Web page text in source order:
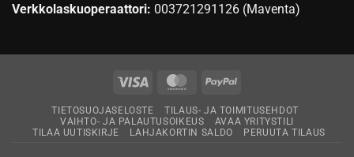
Verkkolaskuoperaattori: 003721291126 (Maventa)
Visa MasterCardPayPal
TIETOSUOJASELOSTE
TILAUS- JA TOIMITUSEHDOT
VAIHTO- JA PALAUTUSOIKEUS
AVAA YRITYSTILI
TILAA UUTISKIRJE
LAHJAKORTIN SALDO PERUUTA TILAUS